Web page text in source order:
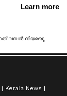
Kerala News